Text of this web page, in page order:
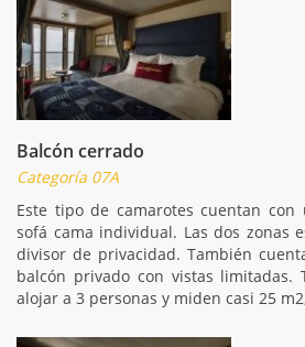
Balcón cerrado
Categoría 07A
Este tipo de camarotes cuentan
sofá cama individual. Las dos zonas
divisor de privacidad. También
balcón privado con vistas limitadas.
alojar a 3 personas y miden casi 25